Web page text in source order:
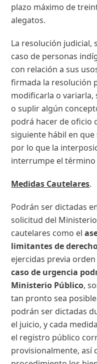
plazo máximo de
alegatos.
La resolución judicial,
caso de personas
con relación a sus
firmada la resolución
modificarla o variarla,
o suplir algún
podrá hacer de oficio
siguiente hábil en
por lo que la
interrumpe el término
Medidas Cautelares.
Podrán ser dictadas
solicitud del
cautelares como el
limitantes de
ejercidas previa
caso de urgencia
Ministerio Público,
tan pronto sea
podrán ser dictadas
el juicio, y cada
el registro público
provisionalmente, así